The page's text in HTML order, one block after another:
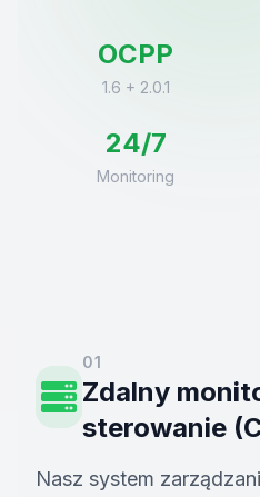
OCPP
1.6 + 2.0.1
24/7
Monitoring
01
Zdalny
sterowanie
Nasz system